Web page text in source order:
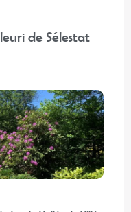
de Sélestat